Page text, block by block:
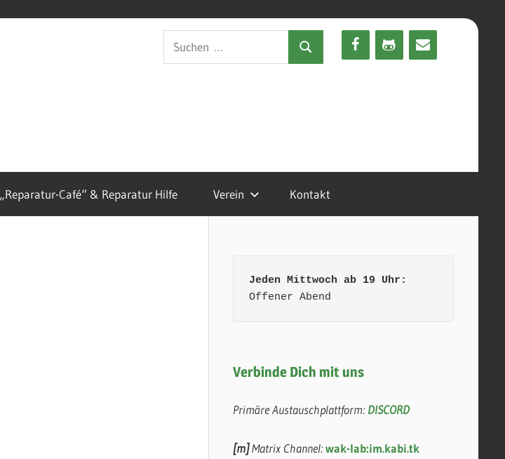
Suchen
nach:
Suchen
„Reparatur-Café“ & Reparatur Hilfe Verein Kontakt
Jeden Mittwoch ab 19 Uhr:
Offener Abend
Verbinde Dich mit uns
Primäre Austauschplattform: DISCORD
[m]Matrix Channel:wak-lab:im.kabi.tk